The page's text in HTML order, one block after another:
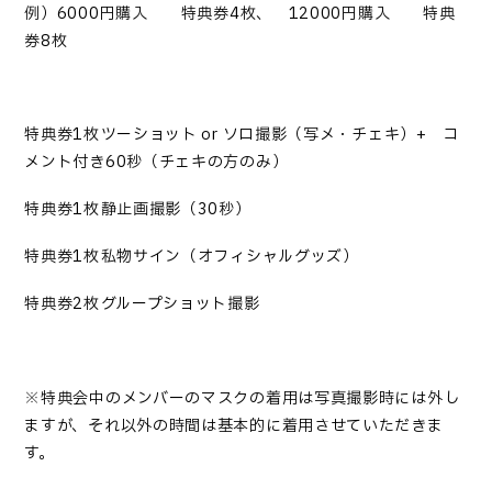
例）6000円購入 → 特典券4枚、 12000円購入 → 特典
券8枚
特典券1枚→ツーショット or ソロ撮影（写メ・チェキ）+ コ
メント付き60秒（チェキの方のみ）
特典券1枚→静止画撮影（30秒）
特典券1枚→私物サイン（オフィシャルグッズ）
特典券2枚→グループショット撮影
※特典会中のメンバーのマスクの着用は写真撮影時には外し
ますが、それ以外の時間は基本的に着用させていただきま
す。